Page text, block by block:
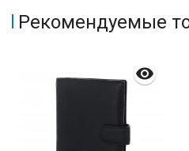
Рекомендуемые